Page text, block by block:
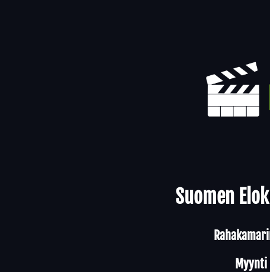
Suomen
Myynti